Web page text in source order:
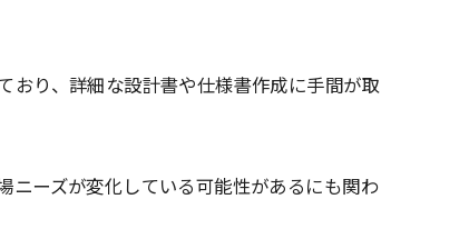
おり、詳細な設計書や仕様書作成に手間が取
ニーズが変化している可能性があるにも関わ